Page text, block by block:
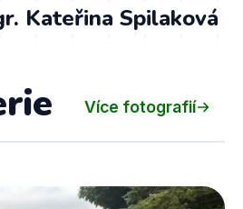
Kateřina Spilaková
Více fotografií